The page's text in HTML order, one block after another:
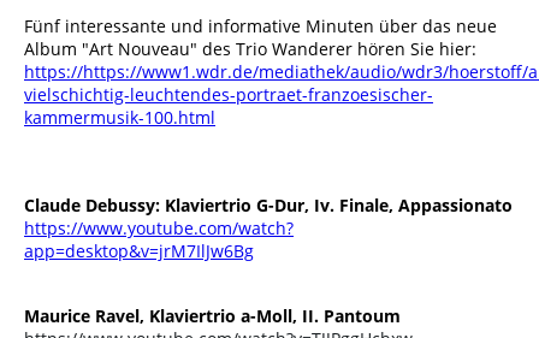
Fünf interessante und informative Minuten über das neue
Album "Art Nouveau" des Trio Wanderer hören Sie hier:
https://https://www1.wdr.de/mediathek/audio/wdr3/hoerstoff/
vielschichtig-leuchtendes-portraet-franzoesischer-
kammermusik-100.html
Claude Debussy: Klaviertrio G-Dur, Iv. Finale, Appassionato
https://www.youtube.com/watch?
app=desktop&v=jrM7IlJw6Bg
Maurice Ravel, Klaviertrio a-Moll, II. Pantoum